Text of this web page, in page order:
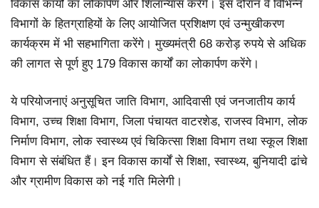
विकास कार्यों का लोकार्पण और शिलान्यास करेंगे। इस दौरान वे विभिन्न
विभागों के हितग्राहियों के लिए आयोजित प्रशिक्षण एवं उन्मुखीकरण
कार्यक्रम में भी सहभागिता करेंगे। मुख्यमंत्री 68 करोड़ रुपये से अधिक
की लागत से पूर्ण हुए 179 विकास कार्यों का लोकार्पण करेंगे।
ये परियोजनाएं अनुसूचित जाति विभाग, आदिवासी एवं जनजातीय कार्य
विभाग, उच्च शिक्षा विभाग, जिला पंचायत वाटरशेड, राजस्व विभाग, लोक
निर्माण विभाग, लोक स्वास्थ्य एवं चिकित्सा शिक्षा विभाग तथा स्कूल शिक्षा
विभाग से संबंधित हैं। इन विकास कार्यों से शिक्षा, स्वास्थ्य, बुनियादी ढांचे
और ग्रामीण विकास को नई गति मिलेगी।